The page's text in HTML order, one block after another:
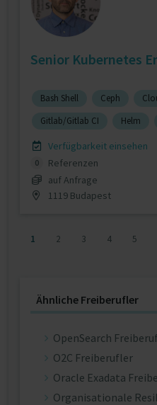
Senior Kubernetes
Bash Shell Ceph
Gitlab/Gitlab CI
Helm
Verfügbarkeit einsehen
0
Referenzen
auf Anfrage
1119 Budapest
1 2 3 4 5
Ähnliche Freiberufler
OpenSearch
O2C Freiberufler
Oracle Exadata
Organisationale